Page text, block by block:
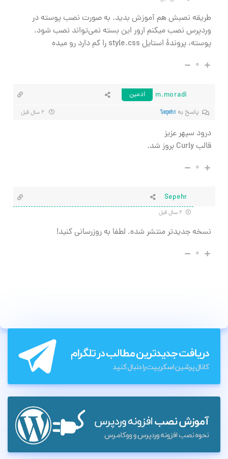
طریقه نصبش هم آموزش بدید. به صورت نصب پوسته در
وردپرس نصب میکنم ارور این بسته نمی‌تواند نصب شود.
پوسته، پروندهٔ استایل style.css را کم دارد رو میده
۰
m.moradi
ادمین
پاسخ بهSepehr
درود سپهر عزیز
قالب Curly بروز شد.
۰
Sepehr
نسخه جدیدتر منتشر شده. لطفا به روزرسانی کنید!
۰